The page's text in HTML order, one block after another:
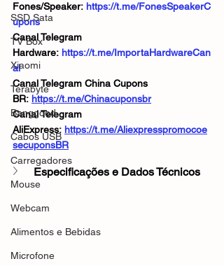
SSD Sata
TV Box
Xiaomi
Terabyte
Banggood
Cabos USB
Carregadores
Mouse
Webcam
Alimentos e Bebidas
Microfone
Fones/Speaker: https://t.me/FonesSpeakerC
upons
Canal Telegram
Hardware: https://t.me/ImportaHardwareCan
al
Canal Telegram China Cupons
BR: https://t.me/Chinacuponsbr
Canal Telegram
AliExpress: https://t.me/Aliexpresspromocoe
secuponsBR
Especificações e Dados Técnicos